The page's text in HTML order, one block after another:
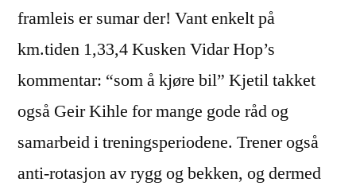
framleis er sumar der! Vant enkelt på
km.tiden 1,33,4 Kusken Vidar Hop’s
kommentar: “som å kjøre bil” Kjetil takket
også Geir Kihle for mange gode råd og
samarbeid i treningsperiodene. Trener også
anti-rotasjon av rygg og bekken, og dermed